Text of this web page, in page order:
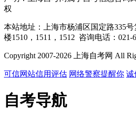
权
本站地址：上海市杨浦区国定路335
楼1510，1511，1512 咨询电话：021-
Copyright 2007-2026 上海自考网 All
可信网站信用评估 网络警察提醒你 诚
自考导航